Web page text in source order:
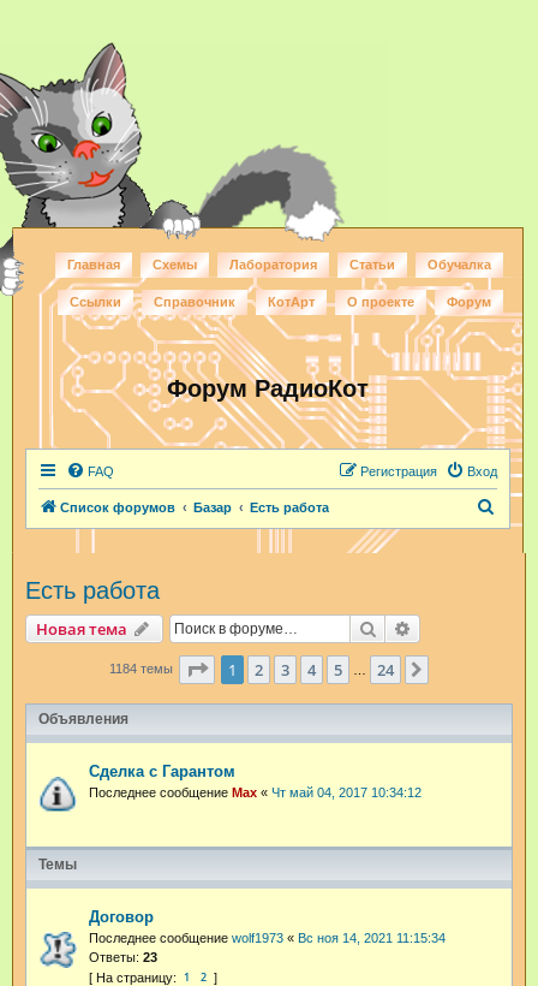
Главная Схемы Лаборатория Статьи Обучалка
Ссылки Справочник КотАрт О проекте Форум
Форум РадиоКот
FAQ Вход
Регистрация
Список форумов Базар Есть работа
Есть работа
Новая тема Поиск
1184 темы Страница из 24
1 2 3 4 5 24
Объявления
Сделка с Гарантом
Последнее сообщение Max « Чт май 04, 2017 10:34:12
Темы
Договор
Последнее сообщение wolf1973 « Вс ноя 14, 2021 11:15:34
Ответы: 23
1 2